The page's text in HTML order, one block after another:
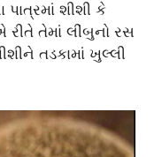
શીશી કે
તેમાં લીંબુનો રસ
તડકામાં ખુલ્લી